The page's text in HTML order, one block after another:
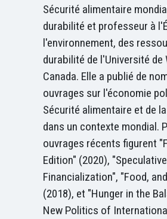
Sécurité alimentaire
durabilité et professeur à
l'environnement, des
durabilité de l'Université de
Canada. Elle a publié de
ouvrages sur l'économie
Sécurité alimentaire et de
dans un contexte mondial.
ouvrages récents figurent
Edition" (2020),
Financialization", "Food,
(2018), et "Hunger in the
New Politics of